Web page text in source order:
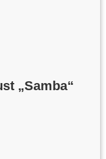
„Samba“